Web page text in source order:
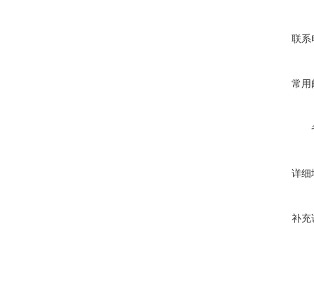
联系
常用
详细
补充